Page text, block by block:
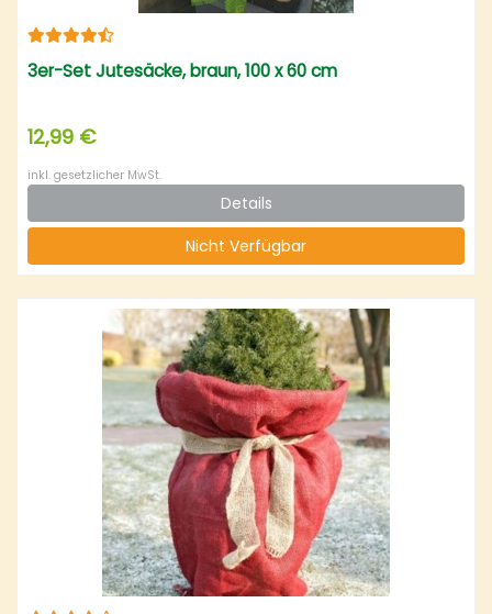
3er-Set Jutesäcke, braun, 100 x 60 cm
12,99 €
inkl. gesetzlicher MwSt.
Details
Nicht Verfügbar